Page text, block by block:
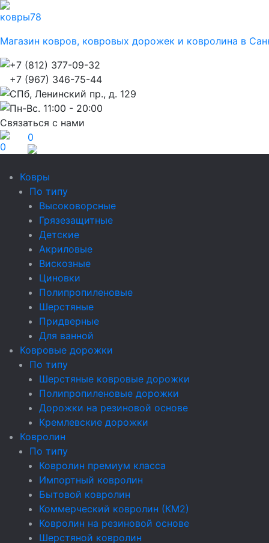
ковры78
Магазин ковров, ковровых дорожек и ковролина в
+7 (812) 377-09-32
+7 (967) 346-75-44
СПб, Ленинский пр., д. 129
Пн-Вс. 11:00 - 20:00
Связаться с нами
0
0
Ковры
По типу
Высоковорсные
Грязезащитные
Детские
Акриловые
Вискозные
Циновки
Полипропиленовые
Шерстяные
Придверные
Для ванной
Ковровые дорожки
По типу
Шерстяные ковровые дорожки
Полипропиленовые дорожки
Дорожки на резиновой основе
Кремлевские дорожки
Ковролин
По типу
Ковролин премиум класса
Импортный ковролин
Бытовой ковролин
Коммерческий ковролин (КМ2)
Ковролин на резиновой основе
Шерстяной ковролин